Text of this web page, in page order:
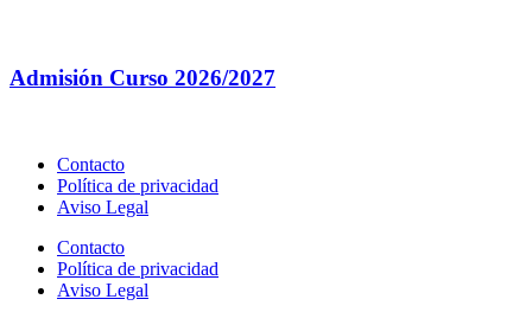
Admisión Curso 2026/2027
Contacto
Política de privacidad
Aviso Legal
Contacto
Política de privacidad
Aviso Legal